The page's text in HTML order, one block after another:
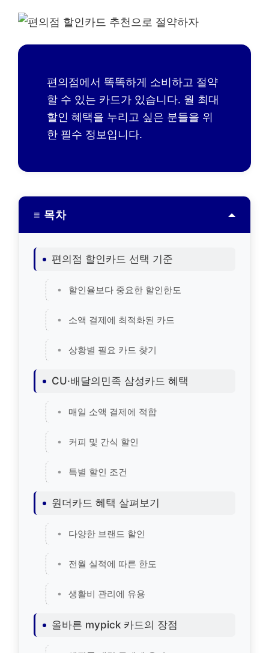
편의점에서 똑똑하게 소비하고 절약
할 수 있는 카드가 있습니다. 월 최대
할인 혜택을 누리고 싶은 분들을 위
한 필수 정보입니다.
≡ 목차
편의점 할인카드 선택 기준
할인율보다 중요한 할인한도
소액 결제에 최적화된 카드
상황별 필요 카드 찾기
CU·배달의민족 삼성카드 혜택
매일 소액 결제에 적합
커피 및 간식 할인
특별 할인 조건
원더카드 혜택 살펴보기
다양한 브랜드 할인
전월 실적에 따른 한도
생활비 관리에 유용
올바른 mypick 카드의 장점